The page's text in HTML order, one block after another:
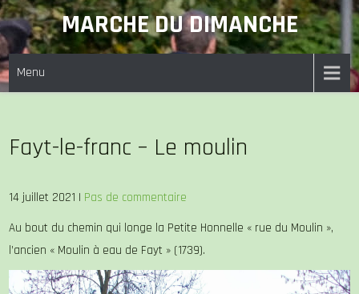
Skip
to
content
MARCHE DU DIMANCHE
Menu
Fayt-le-franc – Le moulin
14 juillet 2021 | Pas de commentaire
Au bout du chemin qui longe la Petite Honnelle « rue du Moulin »,
l’ancien « Moulin à eau de Fayt » (1739).